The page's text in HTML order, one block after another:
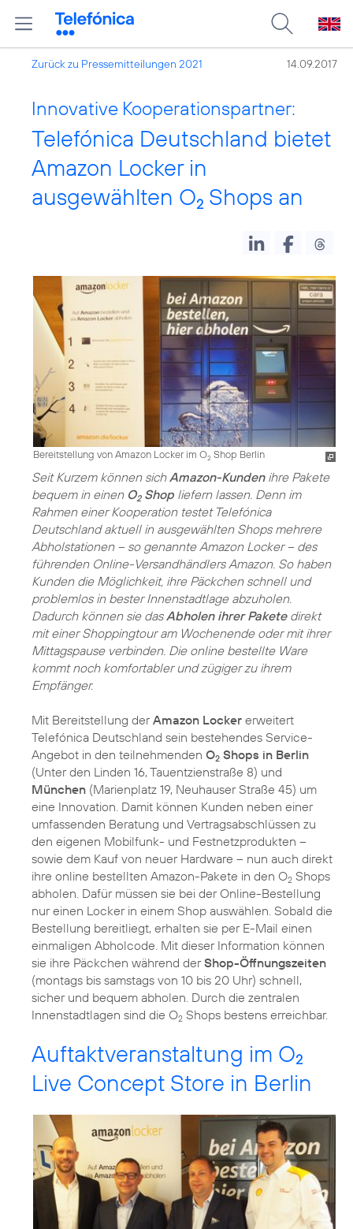
Zurück zu Pressemitteilungen 2021 14.09.2017
Innovative Kooperationspartner:
Telefónica Deutschland bietet
Amazon Locker in
ausgewählten O2 Shops an
Bereitstellung von Amazon Locker im O2 Shop Berlin
Seit Kurzem können sichAmazon-Kundenihre Pakete
bequem in einen O2Shop liefern lassen. Denn im
Rahmen einer Kooperation testet Telefónica
Deutschland aktuell in ausgewählten Shops mehrere
Abholstationen – so genannte Amazon Locker – des
führenden Online-Versandhändlers Amazon. So haben
Kunden die Möglichkeit, ihre Päckchen schnell und
problemlos in bester Innenstadtlage abzuholen.
Dadurch können sie dasAbholen ihrer Paketedirekt
mit einer Shoppingtour am Wochenende oder mit ihrer
Mittagspause verbinden. Die online bestellte Ware
kommt noch komfortabler und zügiger zu ihrem
Empfänger.
Mit Bereitstellung derAmazon Locker erweitert
Telefónica Deutschland sein bestehendes Service-
Angebot in den teilnehmenden O2 Shops in Berlin
(Unter den Linden 16, Tauentzienstraße 8) und
München (Marienplatz 19, Neuhauser Straße 45) um
eine Innovation. Damit können Kunden neben einer
umfassenden Beratung und Vertragsabschlüssen zu
den eigenen Mobilfunk- und Festnetzprodukten –
sowie dem Kauf von neuer Hardware – nun auch direkt
ihre online bestellten Amazon-Pakete in den O2 Shops
abholen. Dafür müssen sie bei der Online-Bestellung
nur einen Locker in einem Shop auswählen. Sobald die
Bestellung bereitliegt, erhalten sie per E-Mail einen
einmaligen Abholcode. Mit dieser Information können
sie ihre Päckchen während derShop-Öffnungszeiten
(montags bis samstags von 10 bis 20 Uhr) schnell,
sicher und bequem abholen. Durch die zentralen
Innenstadtlagen sind die O2 Shops bestens erreichbar.
Auftaktveranstaltung im O2
Live Concept Store in Berlin